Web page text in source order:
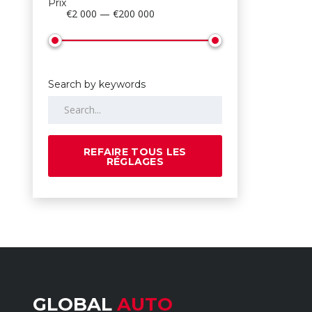
Prix
€2 000 — €200 000
Search by keywords
REFAIRE TOUS LES
RÉGLAGES
GLOBAL AUTO